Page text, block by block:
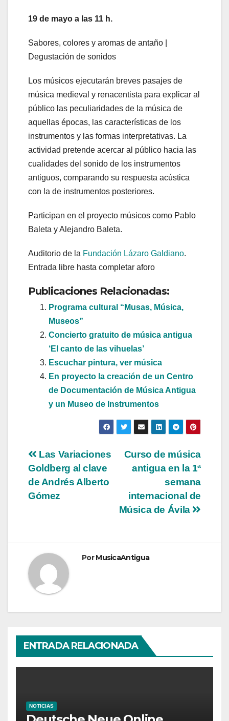
19 de mayo a las 11 h.
Sabores, colores y aromas de antaño |
Degustación de sonidos
Los músicos ejecutarán breves pasajes de
música medieval y renacentista para explicar al
público las peculiaridades de la música de
aquellas épocas, las características de los
instrumentos y las formas interpretativas. La
actividad pretende acercar al público hacia las
cualidades del sonido de los instrumentos
antiguos, comparando su respuesta acústica
con la de instrumentos posteriores.
Participan en el proyecto músicos como Pablo
Baleta y Alejandro Baleta.
Auditorio de la Fundación Lázaro Galdiano.
Entrada libre hasta completar aforo
Publicaciones Relacionadas:
Programa cultural “Musas, Música,
Museos”
Concierto gratuito de música antigua
‘El canto de las vihuelas’
Escuchar pintura, ver música
En proyecto la creación de un Centro
de Documentación de Música Antigua
y un Museo de Instrumentos
Navegación
de
entradas
Curso de música
antigua en la 1ª
semana
internacional de
Música de Ávila
Las Variaciones
Goldberg al clave
de Andrés Alberto
Gómez
PorMusicaAntigua
ENTRADA RELACIONADA
NOTICIAS